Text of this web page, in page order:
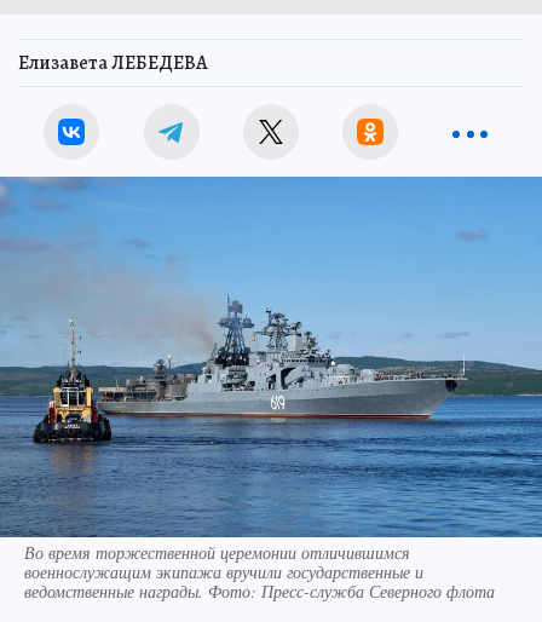
Елизавета ЛЕБЕДЕВА
Во время торжественной церемонии отличившимся
военнослужащим экипажа вручили государственные и
ведомственные награды. Фото: Пресс-служба Северного флота